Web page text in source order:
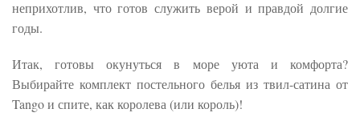
неприхотлив, что готов служить верой и правдой долгие
годы.
Итак, готовы окунуться в море уюта и комфорта?
Выбирайте комплект постельного белья из твил-сатина от
Tango и спите, как королева (или король)!